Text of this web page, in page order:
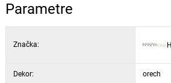
Parametre
Značka:
Dekor: orech